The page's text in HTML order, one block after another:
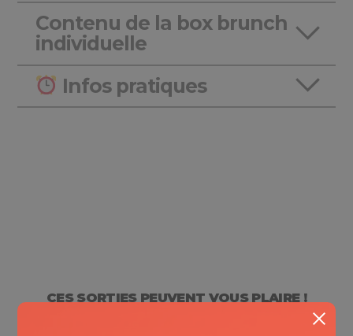
Contenu de la box brunch
individuelle
Infos pratiques
CES SORTIES PEUVENT VOUS PLAIRE !